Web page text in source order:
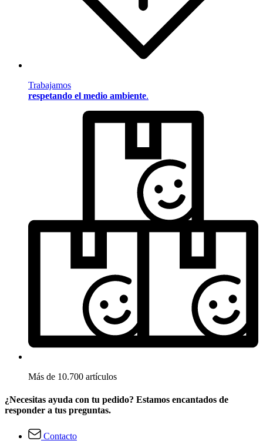
Trabajamos
respetando el medio ambiente.
Más de 10.700 artículos
¿Necesitas ayuda con tu pedido? Estamos encantados de
responder a tus preguntas.
Contacto